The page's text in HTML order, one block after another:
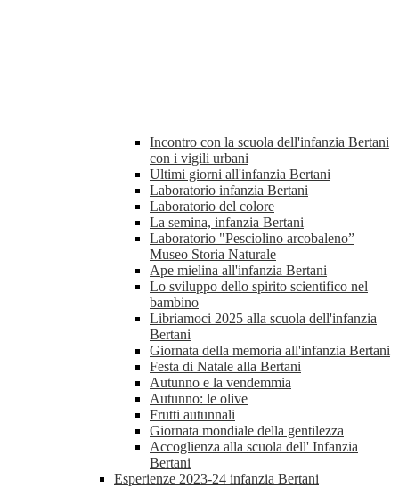
Incontro con la scuola dell'infanzia Bertani
con i vigili urbani
Ultimi giorni all'infanzia Bertani
Laboratorio infanzia Bertani
Laboratorio del colore
La semina, infanzia Bertani
Laboratorio "Pesciolino arcobaleno”
Museo Storia Naturale
Ape mielina all'infanzia Bertani
Lo sviluppo dello spirito scientifico nel
bambino
Libriamoci 2025 alla scuola dell'infanzia
Bertani
Giornata della memoria all'infanzia Bertani
Festa di Natale alla Bertani
Autunno e la vendemmia
Autunno: le olive
Frutti autunnali
Giornata mondiale della gentilezza
Accoglienza alla scuola dell' Infanzia
Bertani
Esperienze 2023-24 infanzia Bertani